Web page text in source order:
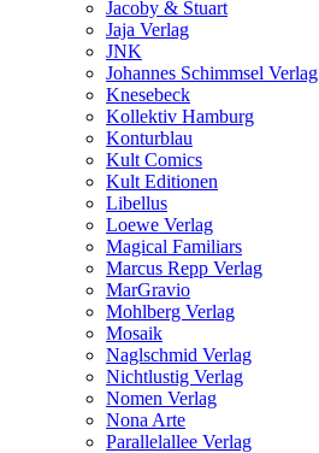
Jacoby & Stuart
Jaja Verlag
JNK
Johannes Schimmsel Verlag
Knesebeck
Kollektiv Hamburg
Konturblau
Kult Comics
Kult Editionen
Libellus
Loewe Verlag
Magical Familiars
Marcus Repp Verlag
MarGravio
Mohlberg Verlag
Mosaik
Naglschmid Verlag
Nichtlustig Verlag
Nomen Verlag
Nona Arte
Parallelallee Verlag